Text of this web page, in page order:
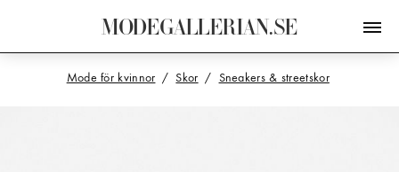
MODEGALLERIAN.SE
Mode för kvinnor Skor Sneakers & streetskor